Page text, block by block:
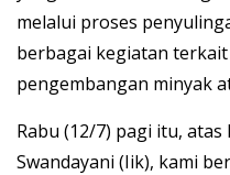
melalui proses
berbagai kegiatan
pengembangan minyak
Rabu (12/7) pagi itu,
Swandayani (Iik), kami